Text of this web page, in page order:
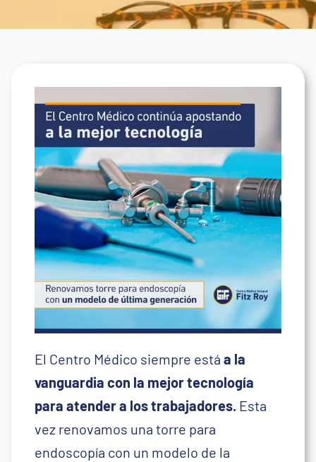
El Centro Médico siempre estáa la
vanguardia con la mejor tecnología
para atender a los trabajadores. Esta
vez renovamos una torre para
endoscopía con un modelo de la